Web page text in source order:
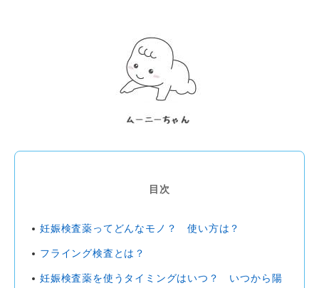
目次
妊娠検査薬ってどんなモノ？ 使い方は？
フライング検査とは？
妊娠検査薬を使うタイミングはいつ？ いつから陽